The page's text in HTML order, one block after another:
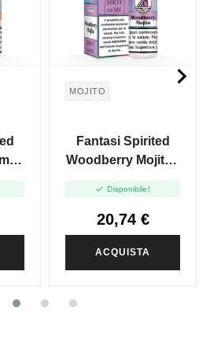
-
MOJITO
Fantasi Spirited
Woodberry Mojito -
 Disponibile!
20,74 €
ACQUISTA
